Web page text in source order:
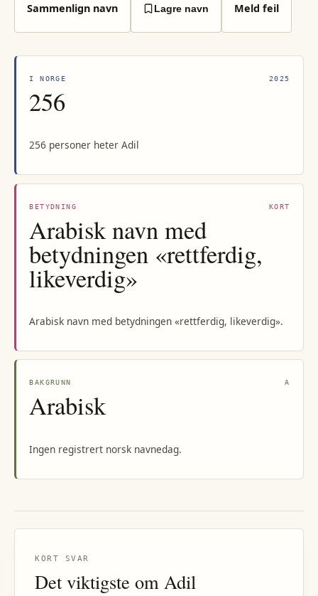
Sammenlign navn Lagre navn Meld feil
I NORGE 2025
256
256 personer heter Adil
BETYDNING KORT
Arabisk navn med
betydningen «rettferdig,
likeverdig»
Arabisk navn med betydningen «rettferdig, likeverdig».
BAKGRUNN A
Arabisk
Ingen registrert norsk navnedag.
KORT SVAR
Det viktigste om Adil